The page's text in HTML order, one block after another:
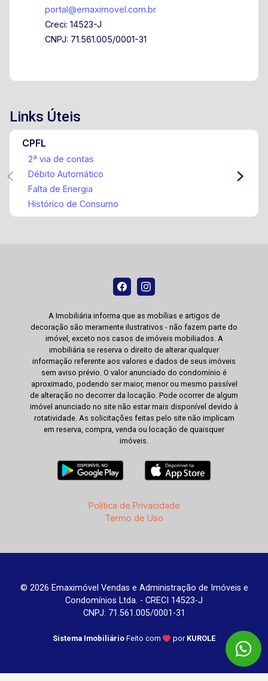
portal@emaximovel.com.br
Creci: 14523-J
CNPJ: 71.561.005/0001-31
Links Úteis
CPFL
2ª via de contas
Débito Automático
Falta de Energia
Histórico de Consumo
A Imobiliária informa que as mobílias e artigos de
decoração são meramente ilustrativos - não fazem parte do
imóvel, exceto nos casos de imóveis mobiliados. A
imobiliária se reserva o direito de alterar qualquer
informação referente aos valores e dados de seus imóveis
sem aviso prévio. O valor anunciado do condomínio é
aproximado, podendo ser maior, menor ou mesmo passível
de alteração no decorrer da locação. Pode ocorrer de algum
imóvel anunciado no site não estar mais disponível devido à
rotatividade. As solicitações feitas pelo site não implicam
em reserva, compra, venda ou locação de quaisquer
imóveis.
Política de Privacidade
Termo de Uso
© 2026 Emaximóvel Vendas e Administração de Imóveis e
Condomínios Ltda. - CRECI 14523-J
CNPJ: 71.561.005/0001-31
Sistema Imobiliário Feito com por KUROLE